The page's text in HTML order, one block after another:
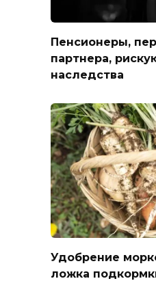
Пенсионеры,
партнера,
наследства
Удобрение
ложка